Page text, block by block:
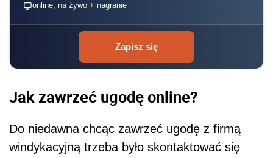
online, na żywo + nagranie
Zapisz się
Jak zawrzeć ugodę online?
Do niedawna chcąc zawrzeć ugodę z firmą
windykacyjną trzeba było skontaktować się